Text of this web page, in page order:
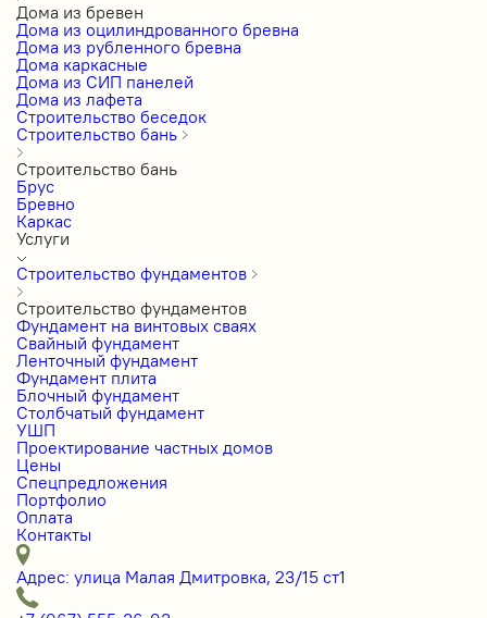
Дома из бревен
Дома из оцилиндрованного бревна
Дома из рубленного бревна
Дома каркасные
Дома из СИП панелей
Дома из лафета
Строительство беседок
Строительство бань
Строительство бань
Брус
Бревно
Каркас
Услуги
Строительство фундаментов
Строительство фундаментов
Фундамент на винтовых сваях
Свайный фундамент
Ленточный фундамент
Фундамент плита
Блочный фундамент
Столбчатый фундамент
УШП
Проектирование частных домов
Цены
Спецпредложения
Портфолио
Оплата
Контакты
Адрес: улица Малая Дмитровка, 23/15 ст1